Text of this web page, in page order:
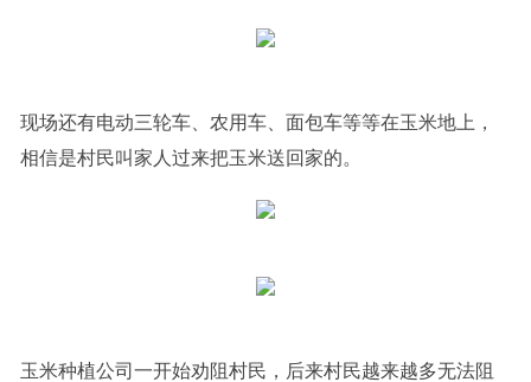
现场还有电动三轮车、农用车、面包车等等在玉米地上，
相信是村民叫家人过来把玉米送回家的。
玉米种植公司一开始劝阻村民，后来村民越来越多无法阻